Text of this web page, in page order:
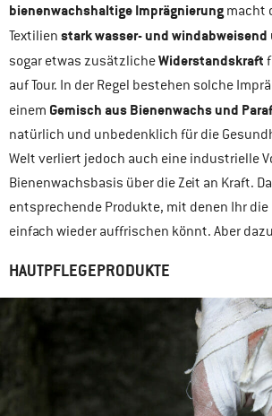
bienenwachshaltige Imprägnierung macht
Textilien stark wasser- und windabweisend
sogar etwas zusätzlicheWiderstandskraft
auf Tour. In der Regel bestehen solche
einem Gemisch aus Bienenwachs und
natürlich und unbedenklich für die
Welt verliert jedoch auch eine industrielle
Bienenwachsbasis über die Zeit an Kraft.
entsprechende Produkte, mit denen Ihr
einfach wieder auffrischen könnt. Aber
HAUTPFLEGEPRODUKTE